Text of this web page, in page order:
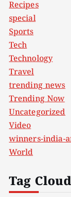
Recipes
special
Sports
Tech
Technology
Travel
trending news
Trending Now
Uncategorized
Video
winners-india-
World
Tag